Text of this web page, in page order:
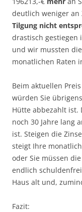
deutlich weniger an
Tilgung nicht
drastisch gestiegen
und wir mussten
monatlichen Raten
Beim aktuellen
würden Sie
Hütte abbezahlt ist.
noch 30 Jahre lang
ist. Steigen die
steigt Ihre
oder Sie müssen
endlich
Haus alt und,
Fazit: